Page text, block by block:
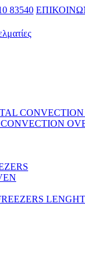
83540